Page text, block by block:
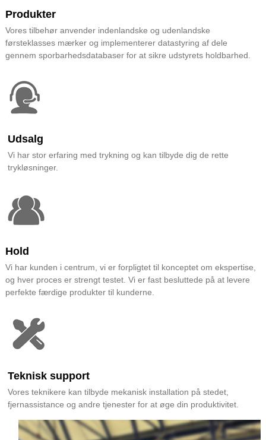
Produkter
Vores tilbehør anvender indenlandske og udenlandske
førsteklasses mærker og implementerer datastyring af dele
gennem sporbarhedsdatabaser for at sikre udstyrets holdbarhed.
Udsalg
Vi har stor erfaring med trykning og kan tilbyde dig de rette
trykløsninger.
Hold
Vi har kunden i centrum, vi er forpligtet til konceptet om ekspertise,
og hver proces er strengt testet. Vi er fast besluttede på at levere
perfekte færdige produkter til kunderne.
Teknisk support
Vores teknikere kan tilbyde mekanisk installation på stedet,
fjernassistance og andre tjenester for at øge din produktivitet.